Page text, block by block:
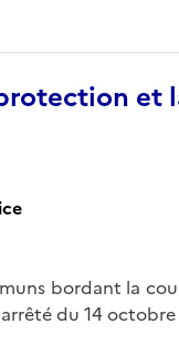
et
bordant la
du 14 octobre